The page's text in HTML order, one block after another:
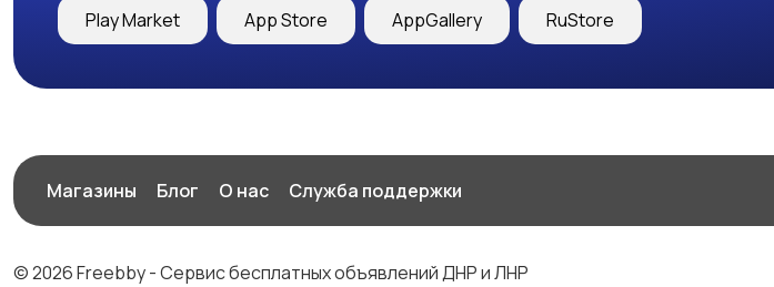
Play Market App Store AppGallery RuStore
Магазины Блог О нас Служба поддержки
© 2026 Freebby - Сервис бесплатных объявлений ДНР и ЛНР